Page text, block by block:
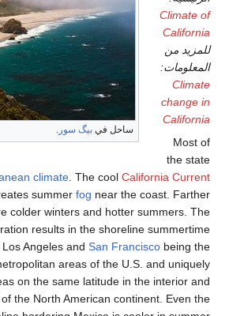
has aMediterranean climate. The cool
offshore often creates summerfognear the
inland, there are colder winters and hotter
maritime moderation results in the
temperatures of Los Angeles andSan
of all major metropolitan areas of the
compared to areas on the same latitude in
the east coast of the North American